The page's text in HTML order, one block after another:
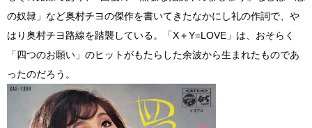
の奴隷」など奥村チヨの傑作を書いてきたなかにし礼の作詞で、や
はり奥村チヨ路線を踏襲している。「X＋Y=LOVE」は、おそらく
「四つのお願い」のヒットがもたらした余波から生まれたものであ
ったのだろう。